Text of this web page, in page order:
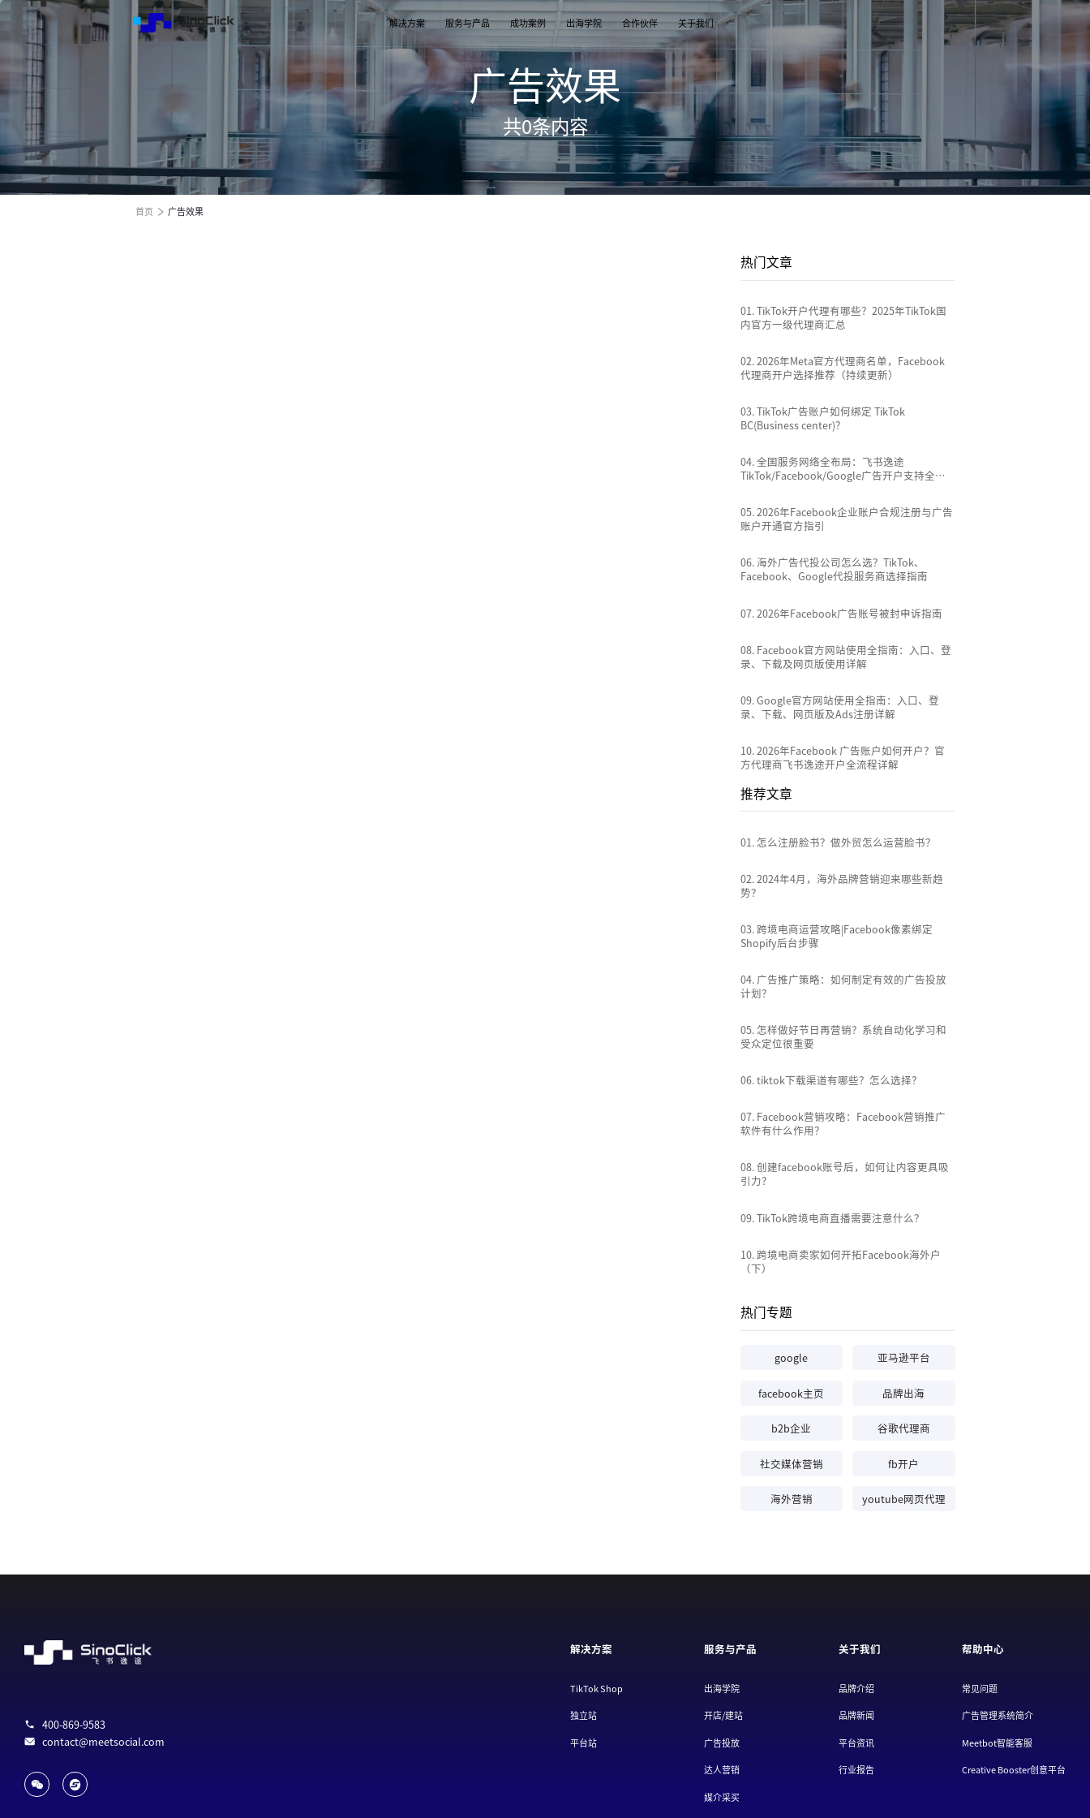
解决方案 服务与产品 成功案例 出海学院 合作伙伴 关于我们
跨境电商全渠道效果营销
TikTok Shop
从商店创建，到策划广告投放和达人营销利用创
意和达人实现TikTok爆炸性增长
独立站
用个性化独立站高效承接兴趣流量跑通从拉新到
复购的私域增长飞轮
通过关键词策略、平台广告优化和流量加权撬动
跨境电商全渠道效果营销
出海培训
TikTok Shop课程 | 独立站课程 | 亚马逊课程
开店/建站
TikTok Shop开店 | Shopify建站 | 亚马逊开店 1v1投放顾问 | AI智能投放 | 海外广告代投
达人营销 媒介采买 全链路代运营
跨境电商全渠道效果营销
品牌介绍
飞书逸途，成长型跨境电商运营解决方案
品牌新闻
公司及品牌最新业务发展动态 跨境电商行业热点新闻消息
行业报告
广告效果
共0条内容
首页 广告效果
热门文章
01.TikTok开户代理有哪些？2025年TikTok国
内官方一级代理商汇总
02.2026年Meta官方代理商名单，Facebook
代理商开户选择推荐（持续更新）
03.TikTok广告账户如何绑定 TikTok
BC(Business center)？
04.全国服务网络全布局：飞书逸途
TikTok/Facebook/Google广告开户支持全国
05.2026年Facebook企业账户合规注册与广告
账户开通官方指引
06.海外广告代投公司怎么选？TikTok、
Facebook、Google代投服务商选择指南
07.2026年Facebook广告账号被封申诉指南
08. Facebook官方网站使用全指南：入口、登
录、下载及网页版使用详解
09.Google官方网站使用全指南：入口、登
录、下载、网页版及Ads注册详解
10.2026年Facebook 广告账户如何开户？官
方代理商飞书逸途开户全流程详解
推荐文章
01. 怎么注册脸书？做外贸怎么运营脸书？
02.2024年4月，海外品牌营销迎来哪些新趋
势？
03.跨境电商运营攻略|Facebook像素绑定
Shopify后台步骤
04. 广告推广策略：如何制定有效的广告投放
计划？
05. 怎样做好节日再营销？系统自动化学习和
受众定位很重要
06.tiktok下载渠道有哪些？怎么选择？
07. Facebook营销攻略：Facebook营销推广
软件有什么作用？
08.创建facebook账号后，如何让内容更具吸
引力？
09.TikTok跨境电商直播需要注意什么？
10. 跨境电商卖家如何开拓Facebook海外户
（下）
热门专题
google 亚马逊平台
facebook主页 品牌出海
b2b企业 谷歌代理商
社交媒体营销 fb开户
海外营销 youtube网页代理
400-869-9583
contact@meetsocial.com
帮助中心
常见问题
广告管理系统简介
Meetbot智能客服
Creative Booster创意平台
关于我们
品牌介绍
品牌新闻
平台资讯
行业报告
服务与产品
出海学院
开店/建站
广告投放
达人营销
媒介采买
解决方案
TikTok Shop
独立站
平台站